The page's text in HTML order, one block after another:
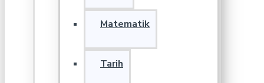
Matematik
Tarih